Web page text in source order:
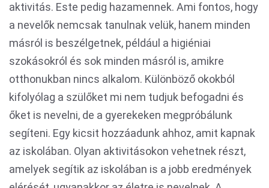
aktivitás. Este pedig hazamennek. Ami fontos, hogy
a nevelők nemcsak tanulnak velük, hanem minden
másról is beszélgetnek, például a higiéniai
szokásokról és sok minden másról is, amikre
otthonukban nincs alkalom. Különböző okokból
kifolyólag a szülőket mi nem tudjuk befogadni és
őket is nevelni, de a gyerekeken megpróbálunk
segíteni. Egy kicsit hozzáadunk ahhoz, amit kapnak
az iskolában. Olyan aktivitásokon vehetnek részt,
amelyek segítik az iskolában is a jobb eredmények